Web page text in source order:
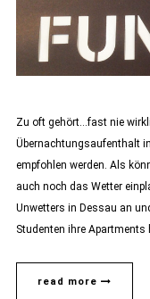
Zu oft gehört…fast nie
Übernachtungsaufenthalt
empfohlen werden. Als
auch noch das Wetter
Unwetters in Dessau an
Studenten ihre Apartments
read more